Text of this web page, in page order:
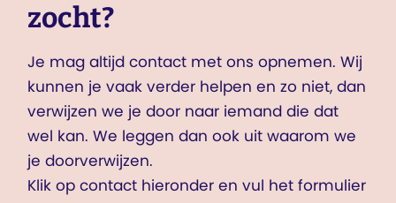
zocht?
Je mag altijd contact met ons opnemen. Wij
kunnen je vaak verder helpen en zo niet, dan
verwijzen we je door naar iemand die dat
wel kan. We leggen dan ook uit waarom we
je doorverwijzen.
Klik op contact hieronder en vul het formulier